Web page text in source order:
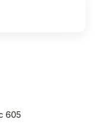
605